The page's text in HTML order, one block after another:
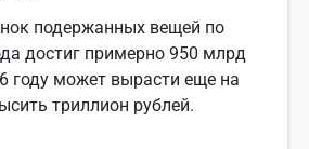
подержанных вещей по
достиг примерно 950 млрд
году может вырасти еще на
триллион рублей.